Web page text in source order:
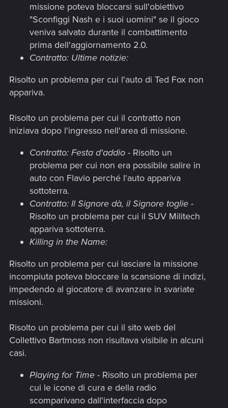
missione poteva bloccarsi sull'obiettivo
"Sconfiggi Nash e i suoi uomini" se il gioco
veniva salvato durante il combattimento
prima dell'aggiornamento 2.0.
Contratto: Ultime notizie:
Risolto un problema per cui l'auto di Ted Fox non
appariva.
Risolto un problema per cui il contratto non
iniziava dopo l'ingresso nell'area di missione.
Contratto: Festa d'addio - Risolto un
problema per cui non era possibile salire in
auto con Flavio perché l'auto appariva
sottoterra.
Contratto: Il Signore dà, il Signore toglie -
Risolto un problema per cui il SUV Militech
appariva sottoterra.
Killing in the Name:
Risolto un problema per cui lasciare la missione
incompiuta poteva bloccare la scansione di indizi,
impedendo al giocatore di avanzare in svariate
missioni.
Risolto un problema per cui il sito web del
Collettivo Bartmoss non risultava visibile in alcuni
casi.
Playing for Time - Risolto un problema per
cui le icone di cura e della radio
scomparivano dall'interfaccia dopo